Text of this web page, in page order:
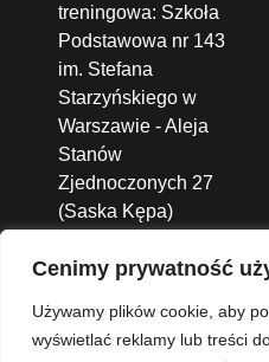
Cenimy prywatność
Używamy plików cookie, aby
wyświetlać reklamy lub treści
treningowa: Szkoła
Podstawowa nr 143
im. Stefana
Starzyńskiego w
Warszawie - Aleja
Stanów
Zjednoczonych 27
(Saska Kępa)